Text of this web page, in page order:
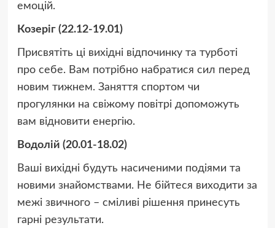
емоцій.
Козеріг (22.12-19.01)
Присвятіть ці вихідні відпочинку та турботі
про себе. Вам потрібно набратися сил перед
новим тижнем. Заняття спортом чи
прогулянки на свіжому повітрі допоможуть
вам відновити енергію.
Водолій (20.01-18.02)
Ваші вихідні будуть насиченими подіями та
новими знайомствами. Не бійтеся виходити за
межі звичного – сміливі рішення принесуть
гарні результати.